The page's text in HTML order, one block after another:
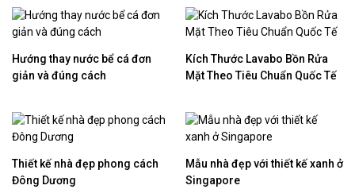
Hướng thay nước bể cá đơn
giản và đúng cách
Kích Thước Lavabo Bồn Rửa
Mặt Theo Tiêu Chuẩn Quốc Tế
Thiết kế nhà đẹp phong cách
Đông Dương
Mẫu nhà đẹp với thiết kế xanh ở
Singapore